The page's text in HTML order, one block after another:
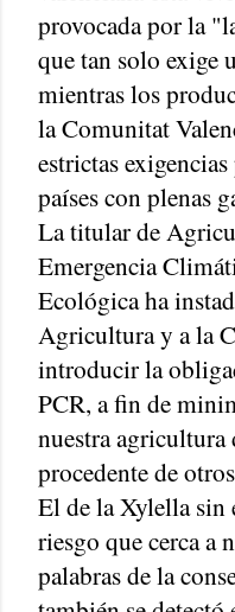
provocada por la
que tan solo exige
mientras los
la Comunitat
estrictas
países con plenas
La titular de
Emergencia
Ecológica ha
Agricultura y a la
introducir la
PCR, a fin de
nuestra agricultura
procedente de
El de la Xylella sin
riesgo que cerca a
palabras de la